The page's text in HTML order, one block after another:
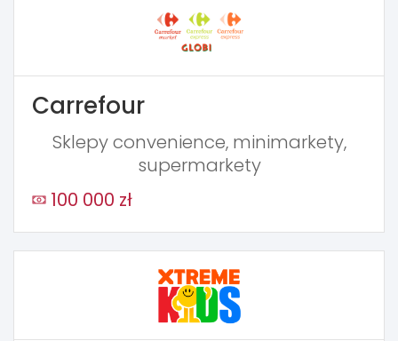
Carrefour
Sklepy convenience, minimarkety,
supermarkety
100 000 zł